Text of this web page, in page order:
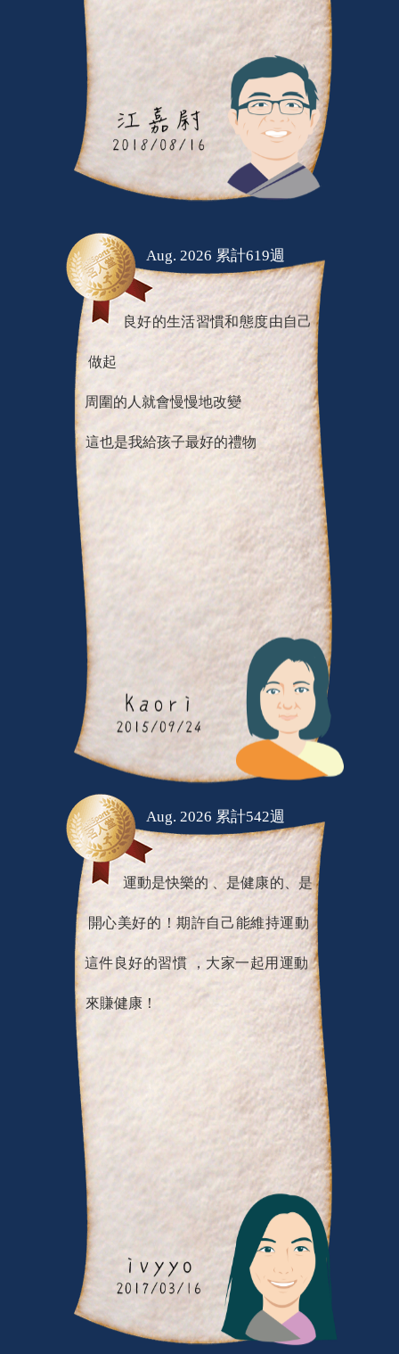
Aug. 2026 累計619週
良好的生活習慣和態度由自己
做起
周圍的人就會慢慢地改變
這也是我給孩子最好的禮物
Aug. 2026 累計542週
運動是快樂的 、是健康的、是
開心美好的！期許自己能維持運動
這件良好的習慣 ，大家一起用運動
來賺健康！